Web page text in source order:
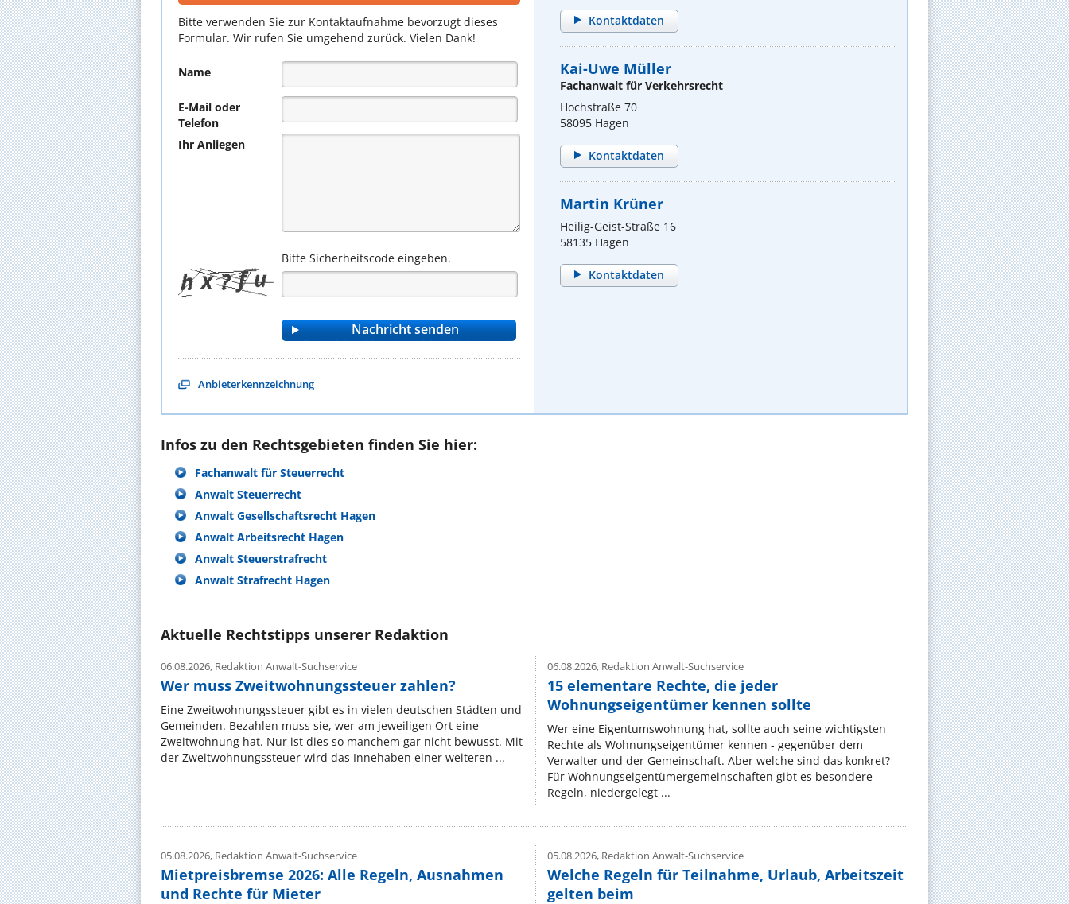
Bitte verwenden Sie zur Kontaktaufnahme bevorzugt dieses
Formular. Wir rufen Sie umgehend zurück. Vielen Dank!
Name
E-Mail oder
Telefon
Ihr Anliegen
Bitte Sicherheitscode eingeben.
Anbieterkennzeichnung
Kontaktdaten
Kai-Uwe Müller
Fachanwalt für Verkehrsrecht
Hochstraße 70
58095 Hagen
Kontaktdaten
Martin Krüner
Heilig-Geist-Straße 16
58135 Hagen
Kontaktdaten
Infos zu den Rechtsgebieten finden Sie hier:
Fachanwalt für Steuerrecht
Anwalt Steuerrecht
Anwalt Gesellschaftsrecht Hagen
Anwalt Arbeitsrecht Hagen
Anwalt Steuerstrafrecht
Anwalt Strafrecht Hagen
Aktuelle Rechtstipps unserer Redaktion
06.08.2026, Redaktion Anwalt-Suchservice
Wer muss Zweitwohnungssteuer zahlen?
Eine Zweitwohnungssteuer gibt es in vielen deutschen Städten und
Gemeinden. Bezahlen muss sie, wer am jeweiligen Ort eine
Zweitwohnung hat. Nur ist dies so manchem gar nicht bewusst. Mit
der Zweitwohnungssteuer wird das Innehaben einer weiteren ...
06.08.2026,Redaktion Anwalt-Suchservice
15 elementare Rechte, die jeder
Wohnungseigentümer kennen sollte
Wer eine Eigentumswohnung hat, sollte auch seine wichtigsten
Rechte als Wohnungseigentümer kennen - gegenüber dem
Verwalter und der Gemeinschaft. Aber welche sind das konkret?
Für Wohnungseigentümergemeinschaften gibt es besondere
Regeln, niedergelegt ...
05.08.2026, Redaktion Anwalt-Suchservice
Mietpreisbremse 2026: Alle Regeln, Ausnahmen
und Rechte für Mieter
05.08.2026,Redaktion Anwalt-Suchservice
Welche Regeln für Teilnahme, Urlaub, Arbeitszeit
gelten beim